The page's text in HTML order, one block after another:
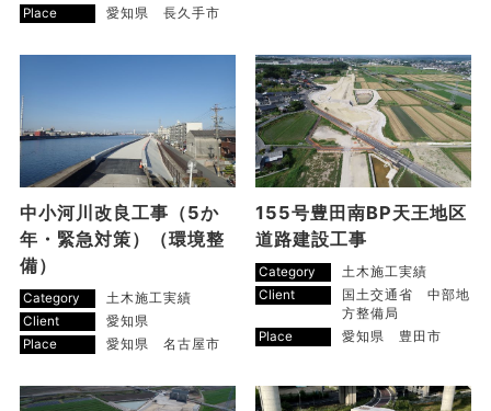
Place
愛知県 長久手市
中小河川改良工事（5か
年・緊急対策）（環境整
備）
Category
土木施工実績
Client
愛知県
Place
愛知県 名古屋市
155号豊田南BP天王地区
道路建設工事
Category
土木施工実績
Client
国土交通省 中部地
方整備局
Place
愛知県 豊田市